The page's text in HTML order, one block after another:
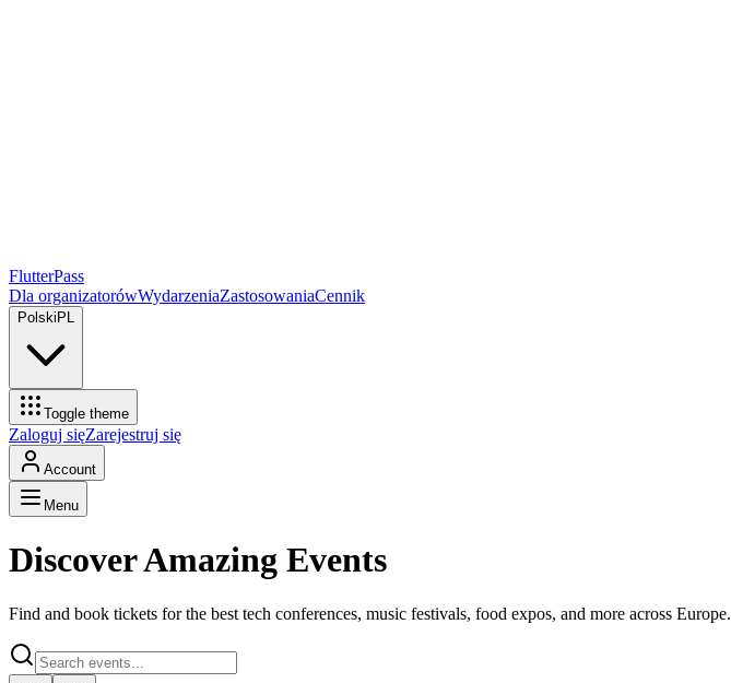
FlutterPass
Dla organizatorówWydarzeniaZastosowaniaCennik
Polski PL
Toggle theme
Zaloguj sięZarejestruj się
Account
Menu
Discover Amazing Events
Find and book tickets for the best tech conferences, music festivals, food expos, and more across Europe.